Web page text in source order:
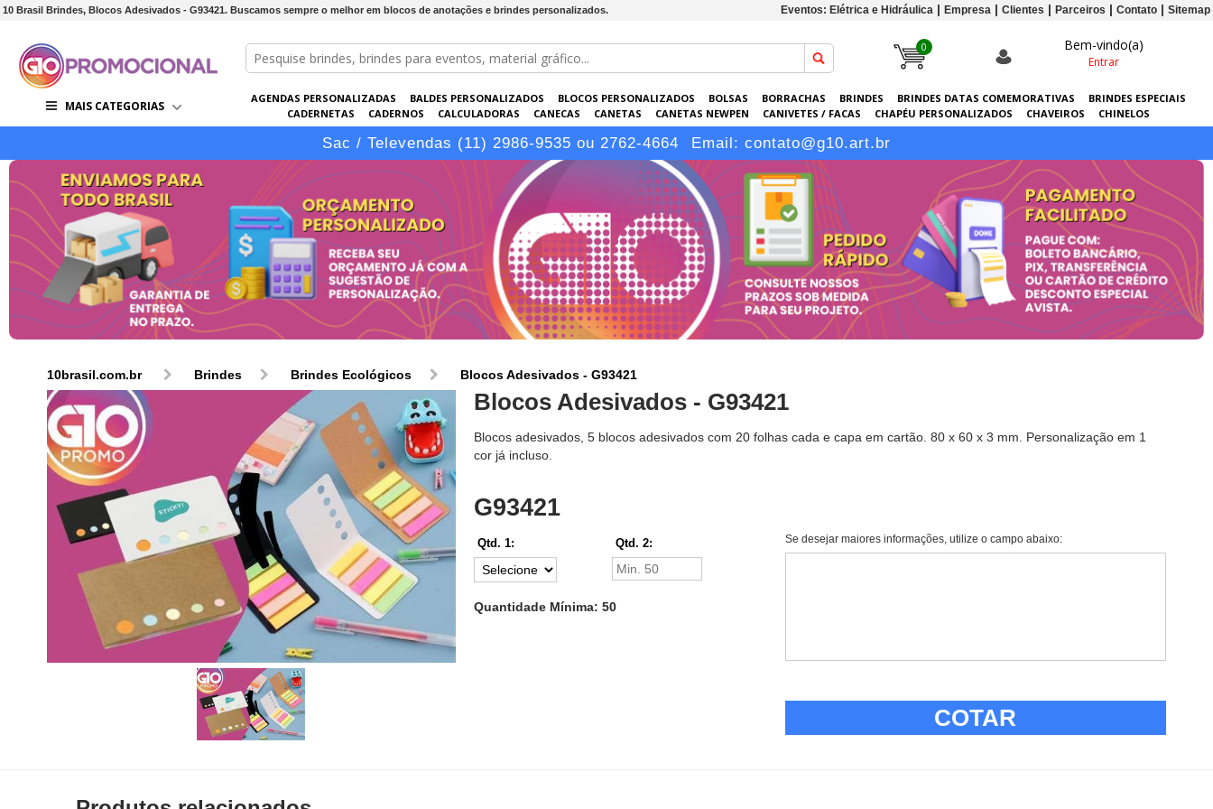
10 Brasil Brindes, Blocos Adesivados - G93421. Buscamos sempre o melhor em blocos de anotações e brindes personalizados. Eventos: Elétrica e Hidráulica Empresa Clientes Parceiros Contato Sitemap
0 Bem-vindo(a)
Entrar
MAIS CATEGORIAS
AGENDAS PERSONALIZADAS BALDES PERSONALIZADOS BLOCOS PERSONALIZADOS BOLSAS BORRACHAS BRINDES BRINDES DATAS COMEMORATIVAS
BRINDES ESPECIAIS
CADERNETAS
CADERNOS CALCULADORAS CANECAS CANETAS CANETAS NEWPEN CANIVETES / FACAS CHAPÉU PERSONALIZADOS CHAVEIROS
CHINELOS
CONJUNTOS DE BRINDES
COPOS ELETRÔNICOS EMBALAGENS ESCRITÓRIO EVENTOS GARRAFAS PERSONALIZADAS GRÁFICA GUARDA-CHUVAS KITS
LANÇAMENTOS
LÁPIS
Sac / Televendas (11) 2986-9535 ou 2762-4664 Email: contato@g10.art.br
10brasil.com.br Brindes Brindes Ecológicos Blocos Adesivados - G93421
Blocos Adesivados - G93421
Blocos adesivados, 5 blocos adesivados com 20 folhas cada e capa em cartão. 80 x 60 x 3 mm. Personalização em 1
cor já incluso.
G93421
Qtd. 1: Qtd. 2:
Quantidade Mínima: 50
Se desejar maiores informações, utilize o campo abaixo:
COTAR